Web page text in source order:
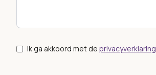
Ik ga akkoord met de privacyverklaring